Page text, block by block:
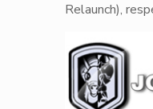
Relaunch),